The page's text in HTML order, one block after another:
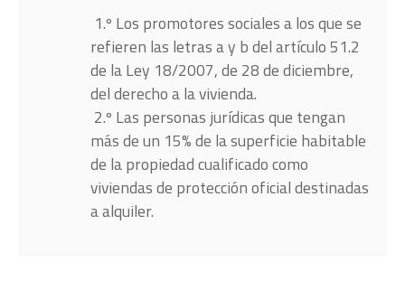
1.º Los promotores sociales a los que se
refieren las letras a y b del artículo 51.2
de la Ley 18/2007, de 28 de diciembre,
del derecho a la vivienda.
2.º Las personas jurídicas que tengan
más de un 15% de la superficie habitable
de la propiedad cualificado como
viviendas de protección oficial destinadas
a alquiler.